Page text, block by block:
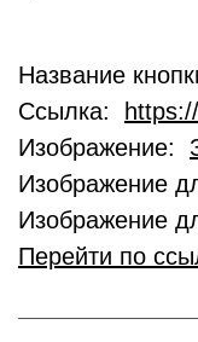
Название
Ссылка:
Изображение:
Изображение
Изображение
Перейти по